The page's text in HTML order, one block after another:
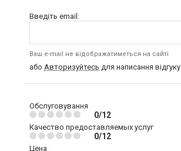
Введіть email:
Ваш e-mail не відображатиметься на сайті
або Авторизуйтесь для написання відгуку
Обслуговування
0/12
Качество предоставляемых услуг
0/12
Цена